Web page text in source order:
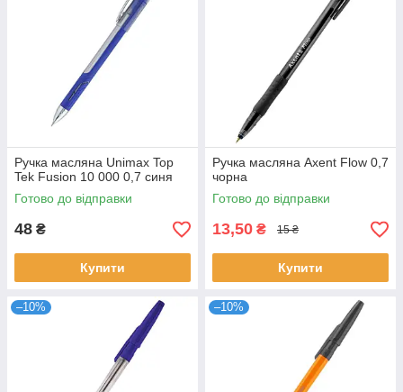
Ручка масляна Unimax Top
Tek Fusion 10 000 0,7 синя
Готово до відправки
48 ₴
Купити
Ручка масляна Axent Flow 0,7
чорна
Готово до відправки
13,50 ₴ 15 ₴
Купити
–10% –10%